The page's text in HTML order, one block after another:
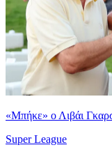
«Μπήκε» ο Λιβάι
Super League